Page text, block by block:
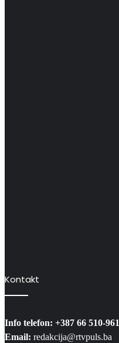
Kontakt
Info telefon: +387 66 510-961
Email: redakcija@rtvpuls.ba